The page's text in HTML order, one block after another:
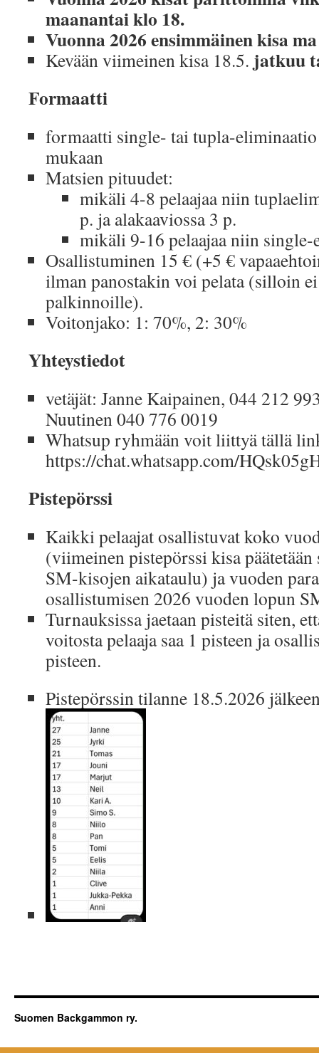
maanantai klo 18.
Vuonna 2026 ensimmäinen kisa
Kevään viimeinen kisa 18.5. jatkuu
Formaatti
formaatti single- tai tupla-eliminaatio
mukaan
Matsien pituudet:
mikäli 4-8 pelaajaa niin
p. ja alakaaviossa 3 p.
mikäli 9-16 pelaajaa niin
Osallistuminen 15 € (+5 €
ilman panostakin voi pelata (silloin
palkinnoille).
Voitonjako: 1: 70%, 2: 30%
Yhteystiedot
vetäjät: Janne Kaipainen, 044 212
Nuutinen 040 776 0019
Whatsup ryhmään voit liittyä tällä
https://chat.whatsapp.com/
Pistepörssi
Kaikki pelaajat osallistuvat koko
(viimeinen pistepörssi kisa
SM-kisojen aikataulu) ja vuoden
osallistumisen 2026 vuoden lopun
Turnauksissa jaetaan pisteitä siten,
voitosta pelaaja saa 1 pisteen ja
pisteen.
Pistepörssin tilanne 18.5.2026
Suomen Backgammon ry.